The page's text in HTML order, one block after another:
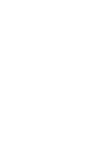
チヨ ver.) [CPK! Remix]
早見沙織